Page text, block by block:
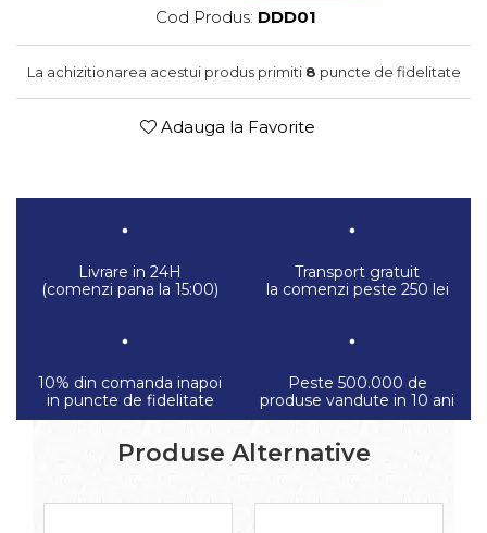
Cod Produs: DDD01
La achizitionarea acestui produs primiti 8 puncte de fidelitate
Adauga la Favorite
Livrare in 24H
(comenzi pana la 15:00)
Transport gratuit
la comenzi peste 250 lei
10% din comanda inapoi
in puncte de fidelitate
Peste 500.000 de
produse vandute in 10 ani
Produse Alternative